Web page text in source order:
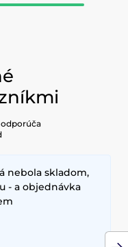
nebola skladom,
- a objednávka